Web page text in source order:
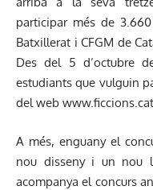
participar més de
Batxillerat i CFGM de
Des del 5 d’octubre
estudiants que vulguin
del web www.ficcions.cat
A més, enguany el
nou disseny i un nou
acompanya el concurs